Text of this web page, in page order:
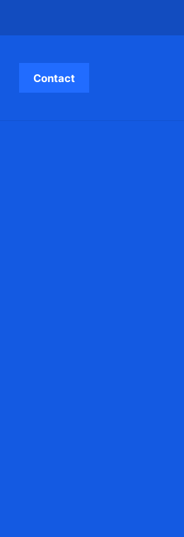
Contact